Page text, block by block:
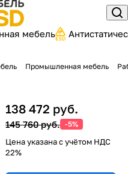
мебель
Промышленная мебель
138 472 руб.
145 760 руб. -5%
Цена указана с учётом НДС
22%